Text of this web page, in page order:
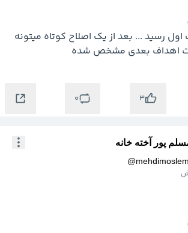
اهداف بعدی مشخص شده
3
0
پور آخته خانه
@